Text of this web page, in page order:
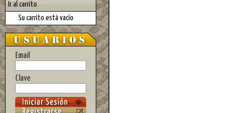
Ir al carrito
Su carrito está vacío
Email
Clave